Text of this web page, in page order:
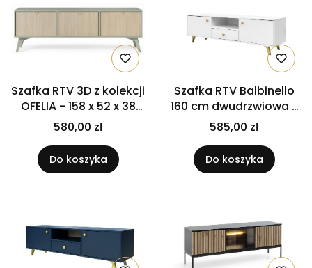
Szafka RTV 3D z kolekcji
OFELIA - 158 x 52 x 38
cm JODEŁKA SCANDI /
EUKALIPTUS
580,00 zł
Do koszyka
Szafka RTV Balbinello
160 cm dwudrzwiowa z
szufladą Biały
585,00 zł
Do koszyka